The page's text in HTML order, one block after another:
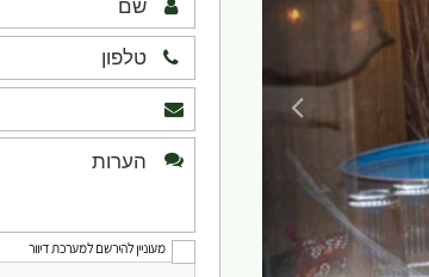
מעוניין להירשם למערכת דיוור